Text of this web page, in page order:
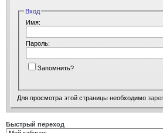
Вход
Имя:
Пароль:
Запомнить?
Для просмотра этой страницы необходимо
Быстрый переход